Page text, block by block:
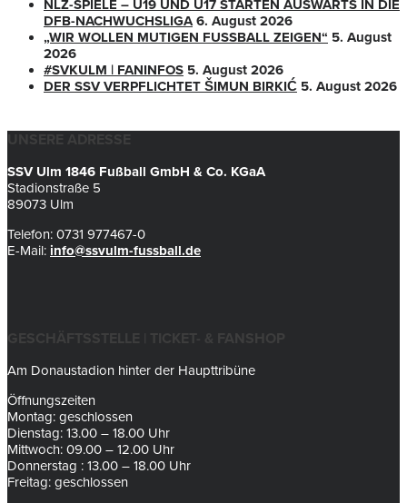
NLZ-SPIELE – U19 UND U17 STARTEN AUSWÄRTS IN DIE
DFB-NACHWUCHSLIGA 6. August 2026
„WIR WOLLEN MUTIGEN FUSSBALL ZEIGEN“
5. August
2026
#SVKULM | FANINFOS 5. August 2026
DER SSV VERPFLICHTET ŠIMUN BIRKIĆ 5. August 2026
UNSERE ADRESSE
SSV Ulm 1846 Fußball GmbH & Co. KGaA
Stadionstraße 5
89073 Ulm
Telefon: 0731 977467-0
E-Mail: info@ssvulm-fussball.de
GESCHÄFTSSTELLE | TICKET- & FANSHOP
Am Donaustadion hinter der Haupttribüne
Öffnungszeiten
Montag: geschlossen
Dienstag: 13.00 – 18.00 Uhr
Mittwoch: 09.00 – 12.00 Uhr
Donnerstag : 13.00 – 18.00 Uhr
Freitag: geschlossen